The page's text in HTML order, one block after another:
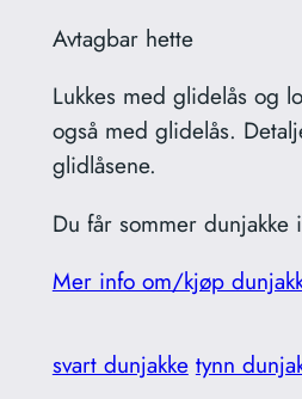
Avtagbar hette
Lukkes med glidelås og
også med glidelås.
glidlåsene.
Du får sommer dunjakke
Mer info om/kjøp
svart dunjakke tynn